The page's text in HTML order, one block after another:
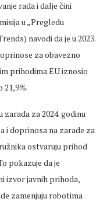
rada i dalje čini
u „Pregledu
navodi da je u 2023.
za obavezno
prihodima EU iznosio
21,9%.
za 2024. godinu
i doprinosa na zarade za
ostvaruju prihod
pokazuje da je
izvor javnih prihoda,
zamenjuju robotima